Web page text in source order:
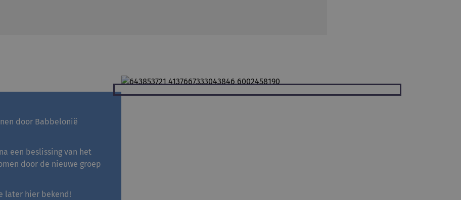
door Babbelonië
een beslissing van het
door de nieuwe groep
later hier bekend!